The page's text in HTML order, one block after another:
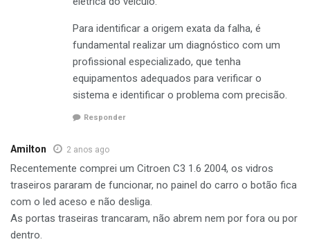
Para identificar a origem exata da falha, é
fundamental realizar um diagnóstico com um
profissional especializado, que tenha
equipamentos adequados para verificar o
sistema e identificar o problema com precisão.
Responder
Amilton 2 anos ago
Recentemente comprei um Citroen C3 1.6 2004, os vidros
traseiros pararam de funcionar, no painel do carro o botão fica
com o led aceso e não desliga.
As portas traseiras trancaram, não abrem nem por fora ou por
dentro.